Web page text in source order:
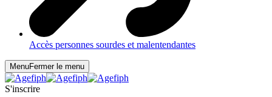
Accès personnes sourdes et malentendantes
MenuFermer le menu
S'inscrire